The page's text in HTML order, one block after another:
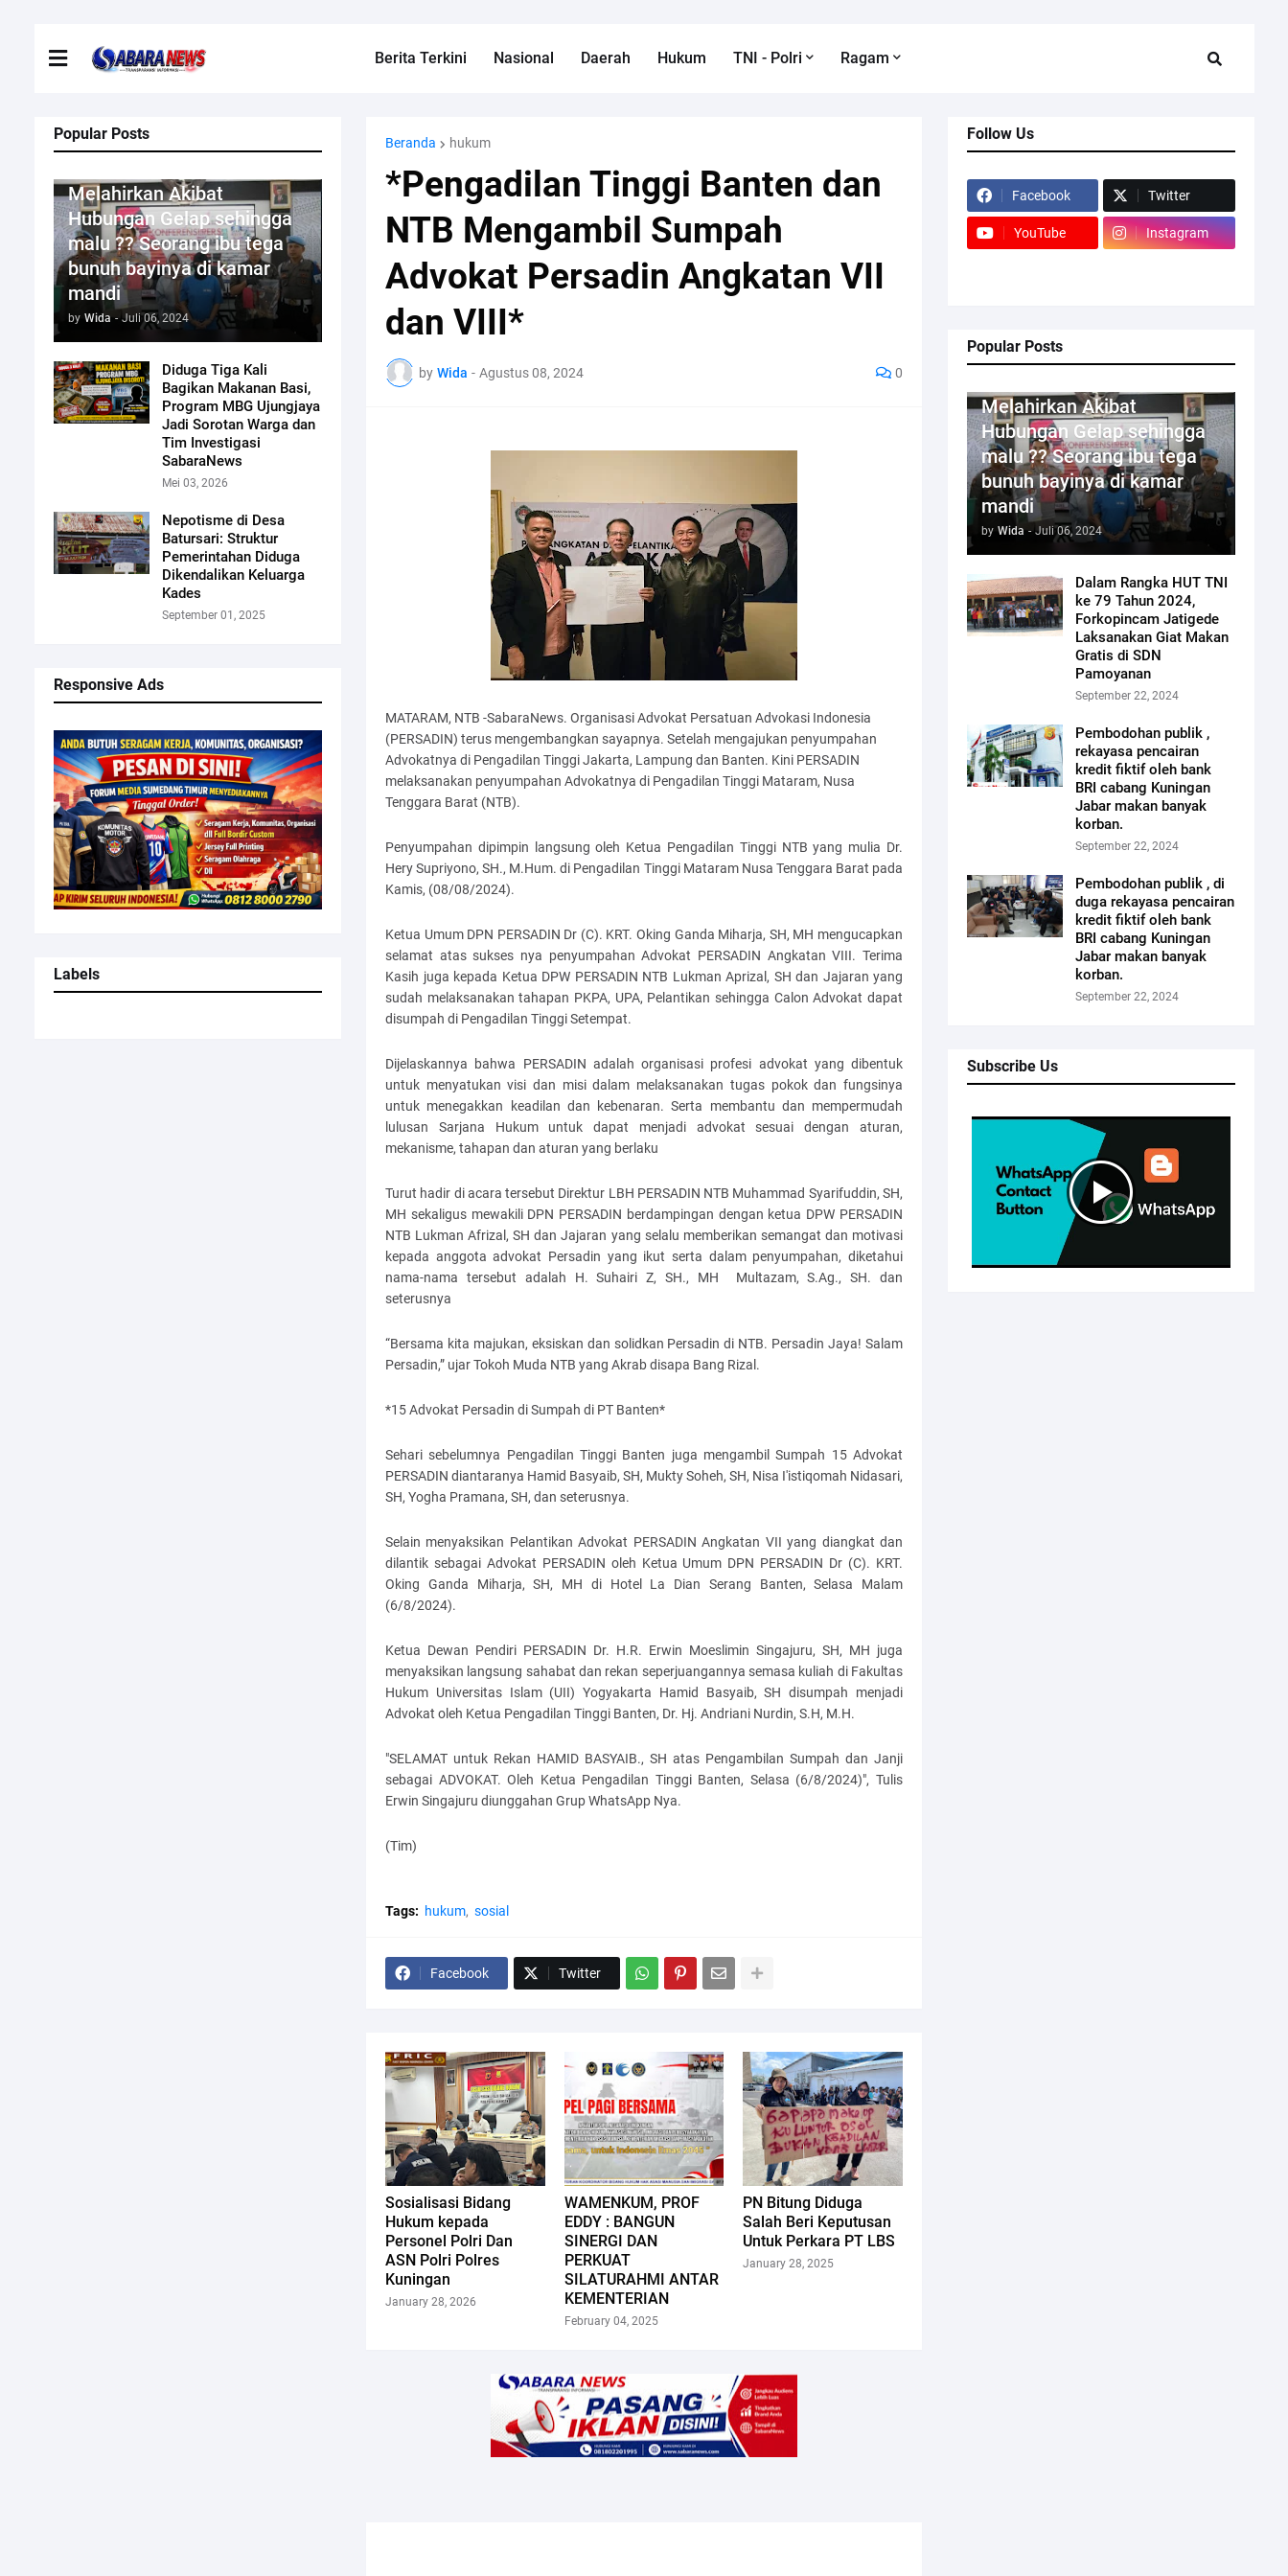
Berita Terkini Nasional Daerah Hukum TNI - Polri Ragam
Popular Posts
Melahirkan Akibat
Hubungan Gelap sehingga
malu ?? Seorang ibu tega
bunuh bayinya di kamar
mandi
by Wida - Juli 06, 2024
Diduga Tiga Kali
Bagikan Makanan Basi,
Program MBG Ujungjaya
Jadi Sorotan Warga dan
Tim Investigasi
SabaraNews
Mei 03, 2026
Nepotisme di Desa
Batursari: Struktur
Pemerintahan Diduga
Dikendalikan Keluarga
Kades
September 01, 2025
Responsive Ads
Labels
Beranda hukum
*Pengadilan Tinggi Banten dan
NTB Mengambil Sumpah
Advokat Persadin Angkatan VII
dan VIII*
by Wida - Agustus 08, 2024 0
MATARAM, NTB -SabaraNews. Organisasi Advokat Persatuan Advokasi Indonesia
(PERSADIN) terus mengembangkan sayapnya. Setelah mengajukan penyumpahan
Advokatnya di Pengadilan Tinggi Jakarta, Lampung dan Banten. Kini PERSADIN
melaksanakan penyumpahan Advokatnya di Pengadilan Tinggi Mataram, Nusa
Tenggara Barat (NTB).
Penyumpahan dipimpin langsung oleh Ketua Pengadilan Tinggi NTB yang mulia Dr.
Hery Supriyono, SH., M.Hum. di Pengadilan Tinggi Mataram Nusa Tenggara Barat pada
Kamis, (08/08/2024).
Ketua Umum DPN PERSADIN Dr (C). KRT. Oking Ganda Miharja, SH, MH mengucapkan
selamat atas sukses nya penyumpahan Advokat PERSADIN Angkatan VIII. Terima
Kasih juga kepada Ketua DPW PERSADIN NTB Lukman Aprizal, SH dan Jajaran yang
sudah melaksanakan tahapan PKPA, UPA, Pelantikan sehingga Calon Advokat dapat
disumpah di Pengadilan Tinggi Setempat.
Dijelaskannya bahwa PERSADIN adalah organisasi profesi advokat yang dibentuk
untuk menyatukan visi dan misi dalam melaksanakan tugas pokok dan fungsinya
untuk menegakkan keadilan dan kebenaran. Serta membantu dan mempermudah
lulusan Sarjana Hukum untuk dapat menjadi advokat sesuai dengan aturan,
mekanisme, tahapan dan aturan yang berlaku
Turut hadir di acara tersebut Direktur LBH PERSADIN NTB Muhammad Syarifuddin, SH,
MH sekaligus mewakili DPN PERSADIN berdampingan dengan ketua DPW PERSADIN
NTB Lukman Afrizal, SH dan Jajaran yang selalu memberikan semangat dan motivasi
kepada anggota advokat Persadin yang ikut serta dalam penyumpahan, diketahui
nama-nama tersebut adalah H. Suhairi Z, SH., MH Multazam, S.Ag., SH. dan
seterusnya
“Bersama kita majukan, eksiskan dan solidkan Persadin di NTB. Persadin Jaya! Salam
Persadin,” ujar Tokoh Muda NTB yang Akrab disapa Bang Rizal.
*15 Advokat Persadin di Sumpah di PT Banten*
Sehari sebelumnya Pengadilan Tinggi Banten juga mengambil Sumpah 15 Advokat
PERSADIN diantaranya Hamid Basyaib, SH, Mukty Soheh, SH, Nisa I'istiqomah Nidasari,
SH, Yogha Pramana, SH, dan seterusnya.
Selain menyaksikan Pelantikan Advokat PERSADIN Angkatan VII yang diangkat dan
dilantik sebagai Advokat PERSADIN oleh Ketua Umum DPN PERSADIN Dr (C). KRT.
Oking Ganda Miharja, SH, MH di Hotel La Dian Serang Banten, Selasa Malam
(6/8/2024).
Ketua Dewan Pendiri PERSADIN Dr. H.R. Erwin Moeslimin Singajuru, SH, MH juga
menyaksikan langsung sahabat dan rekan seperjuangannya semasa kuliah di Fakultas
Hukum Universitas Islam (UII) Yogyakarta Hamid Basyaib, SH disumpah menjadi
Advokat oleh Ketua Pengadilan Tinggi Banten, Dr. Hj. Andriani Nurdin, S.H, M.H.
"SELAMAT untuk Rekan HAMID BASYAIB., SH atas Pengambilan Sumpah dan Janji
sebagai ADVOKAT. Oleh Ketua Pengadilan Tinggi Banten, Selasa (6/8/2024)", Tulis
Erwin Singajuru diunggahan Grup WhatsApp Nya.
(Tim)
Tags: hukum sosial
Facebook Twitter
Sosialisasi Bidang
Hukum kepada
Personel Polri Dan
ASN Polri Polres
Kuningan
January 28, 2026
WAMENKUM, PROF
EDDY : BANGUN
SINERGI DAN
PERKUAT
SILATURAHMI ANTAR
KEMENTERIAN
February 04, 2025
PN Bitung Diduga
Salah Beri Keputusan
Untuk Perkara PT LBS
January 28, 2025
Follow Us
Facebook Twitter
YouTube Instagram
Popular Posts
Melahirkan Akibat
Hubungan Gelap sehingga
malu ?? Seorang ibu tega
bunuh bayinya di kamar
mandi
by Wida - Juli 06, 2024
Dalam Rangka HUT TNI
ke 79 Tahun 2024,
Forkopincam Jatigede
Laksanakan Giat Makan
Gratis di SDN
Pamoyanan
September 22, 2024
Pembodohan publik ,
rekayasa pencairan
kredit fiktif oleh bank
BRI cabang Kuningan
Jabar makan banyak
korban.
September 22, 2024
Pembodohan publik , di
duga rekayasa pencairan
kredit fiktif oleh bank
BRI cabang Kuningan
Jabar makan banyak
korban.
September 22, 2024
Subscribe Us